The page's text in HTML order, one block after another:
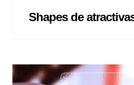
Shapes de